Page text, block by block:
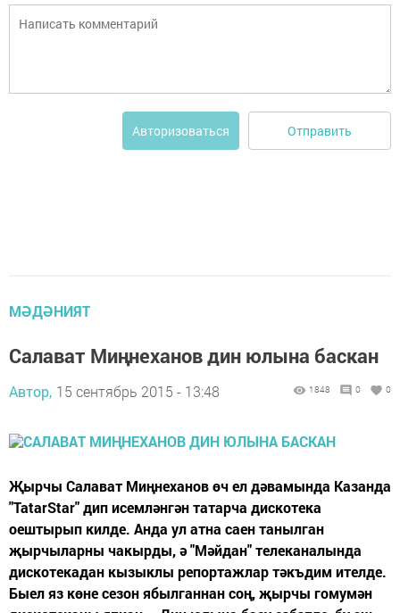
Авторизоваться Отправить
МӘДӘНИЯТ
Салават Миңнеханов дин юлына баскан
Автор, 15 сентябрь 2015 - 13:48 1848 0 0
Җырчы Салават Миңнеханов өч ел дәвамында Казанда
"TatarStar" дип исемләнгән татарча дискотека
оештырып килде. Анда ул атна саен танылган
җырчыларны чакырды, ә "Мәйдан" телеканалында
дискотекадан кызыклы репортажлар тәкъдим ителде.
Быел яз көне сезон ябылганнан соң, җырчы гомумән